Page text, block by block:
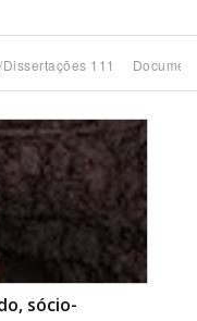
111
sócio-